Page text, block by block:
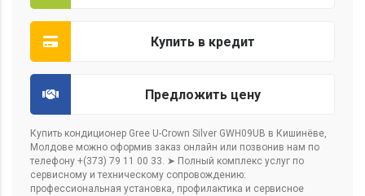
Купить в кредит
Предложить цену
Купить кондиционер Gree U-Crown Silver GWH09UB в Кишинёве,
Молдове можно оформив заказ онлайн или позвонив нам по
телефону +(373) 79 11 00 33. ➤ Полный комплекс услуг по
сервисному и техническому сопровождению:
профессиональная установка, профилактика и сервисное